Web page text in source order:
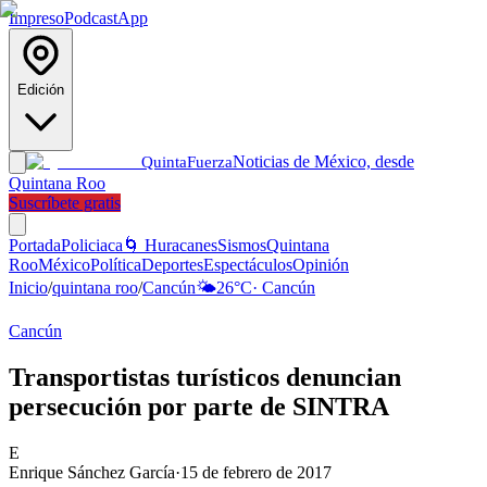
ImpresoPodcastApp
Edición
QuintaFuerzaNoticias de México, desde
Quintana Roo
Suscríbete gratis
PortadaPoliciaca 🌀 HuracanesSismosQuintana
RooMéxicoPolíticaDeportesEspectáculosOpinión
Inicio/quintana roo/Cancún🌤️26°C· Cancún
Cancún
Transportistas turísticos denuncian
persecución por parte de SINTRA
E
Enrique Sánchez García·15 de febrero de 2017